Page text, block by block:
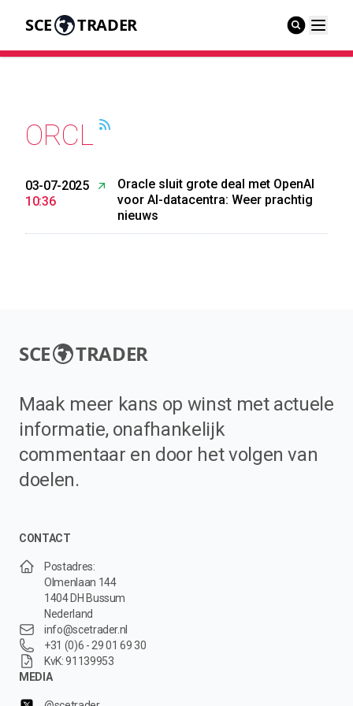
SCE TRADER
ORCL
03-07-2025
10:36
Oracle sluit grote deal met OpenAI
voor AI-datacentra: Weer prachtig
nieuws
SCE TRADER
Maak meer kans op winst met actuele
informatie, onafhankelijk
commentaar en door het volgen van
doelen.
CONTACT
Postadres:
Olmenlaan 144
1404 DH Bussum
Nederland
info@scetrader.nl
+31 (0)6 - 29 01 69 30
KvK: 91139953
MEDIA